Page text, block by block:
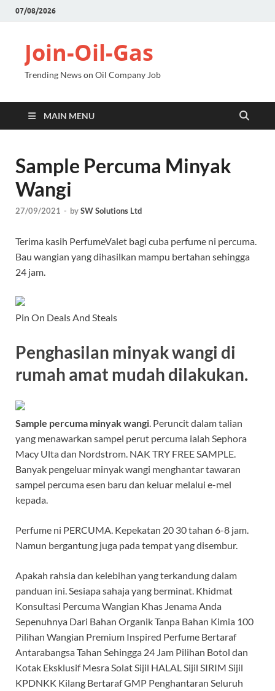
07/08/2026
Join-Oil-Gas
Trending News on Oil Company Job
MAIN MENU
Sample Percuma Minyak
Wangi
27/09/2021 - bySW Solutions Ltd
Terima kasih PerfumeValet bagi cuba perfume ni percuma.
Bau wangian yang dihasilkan mampu bertahan sehingga
24 jam.
Pin On Deals And Steals
Penghasilan minyak wangi di
rumah amat mudah dilakukan.
Sample percuma minyak wangi . Peruncit dalam talian
yang menawarkan sampel perut percuma ialah Sephora
Macy Ulta dan Nordstrom. NAK TRY FREE SAMPLE.
Banyak pengeluar minyak wangi menghantar tawaran
sampel percuma esen baru dan keluar melalui e-mel
kepada.
Perfume ni PERCUMA. Kepekatan 20 30 tahan 6-8 jam.
Namun bergantung juga pada tempat yang disembur.
Apakah rahsia dan kelebihan yang terkandung dalam
panduan ini. Sesiapa sahaja yang berminat. Khidmat
Konsultasi Percuma Wangian Khas Jenama Anda
Sepenuhnya Dari Bahan Organik Tanpa Bahan Kimia 100
Pilihan Wangian Premium Inspired Perfume Bertaraf
Antarabangsa Tahan Sehingga 24 Jam Pilihan Botol dan
Kotak Eksklusif Mesra Solat Sijil HALAL Sijil SIRIM Sijil
KPDNKK Kilang Bertaraf GMP Penghantaran Seluruh